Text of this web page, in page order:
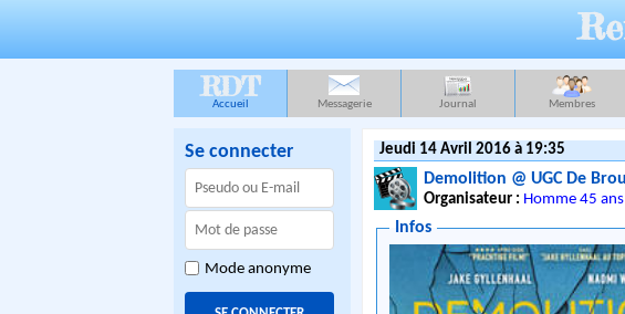
RDT
Accueil Messagerie Journal Membres
Se connecter
Mode anonyme
Jeudi 14 Avril 2016 à 19:35
Demolition @ UGC De
Organisateur : Homme 45 ans
Infos